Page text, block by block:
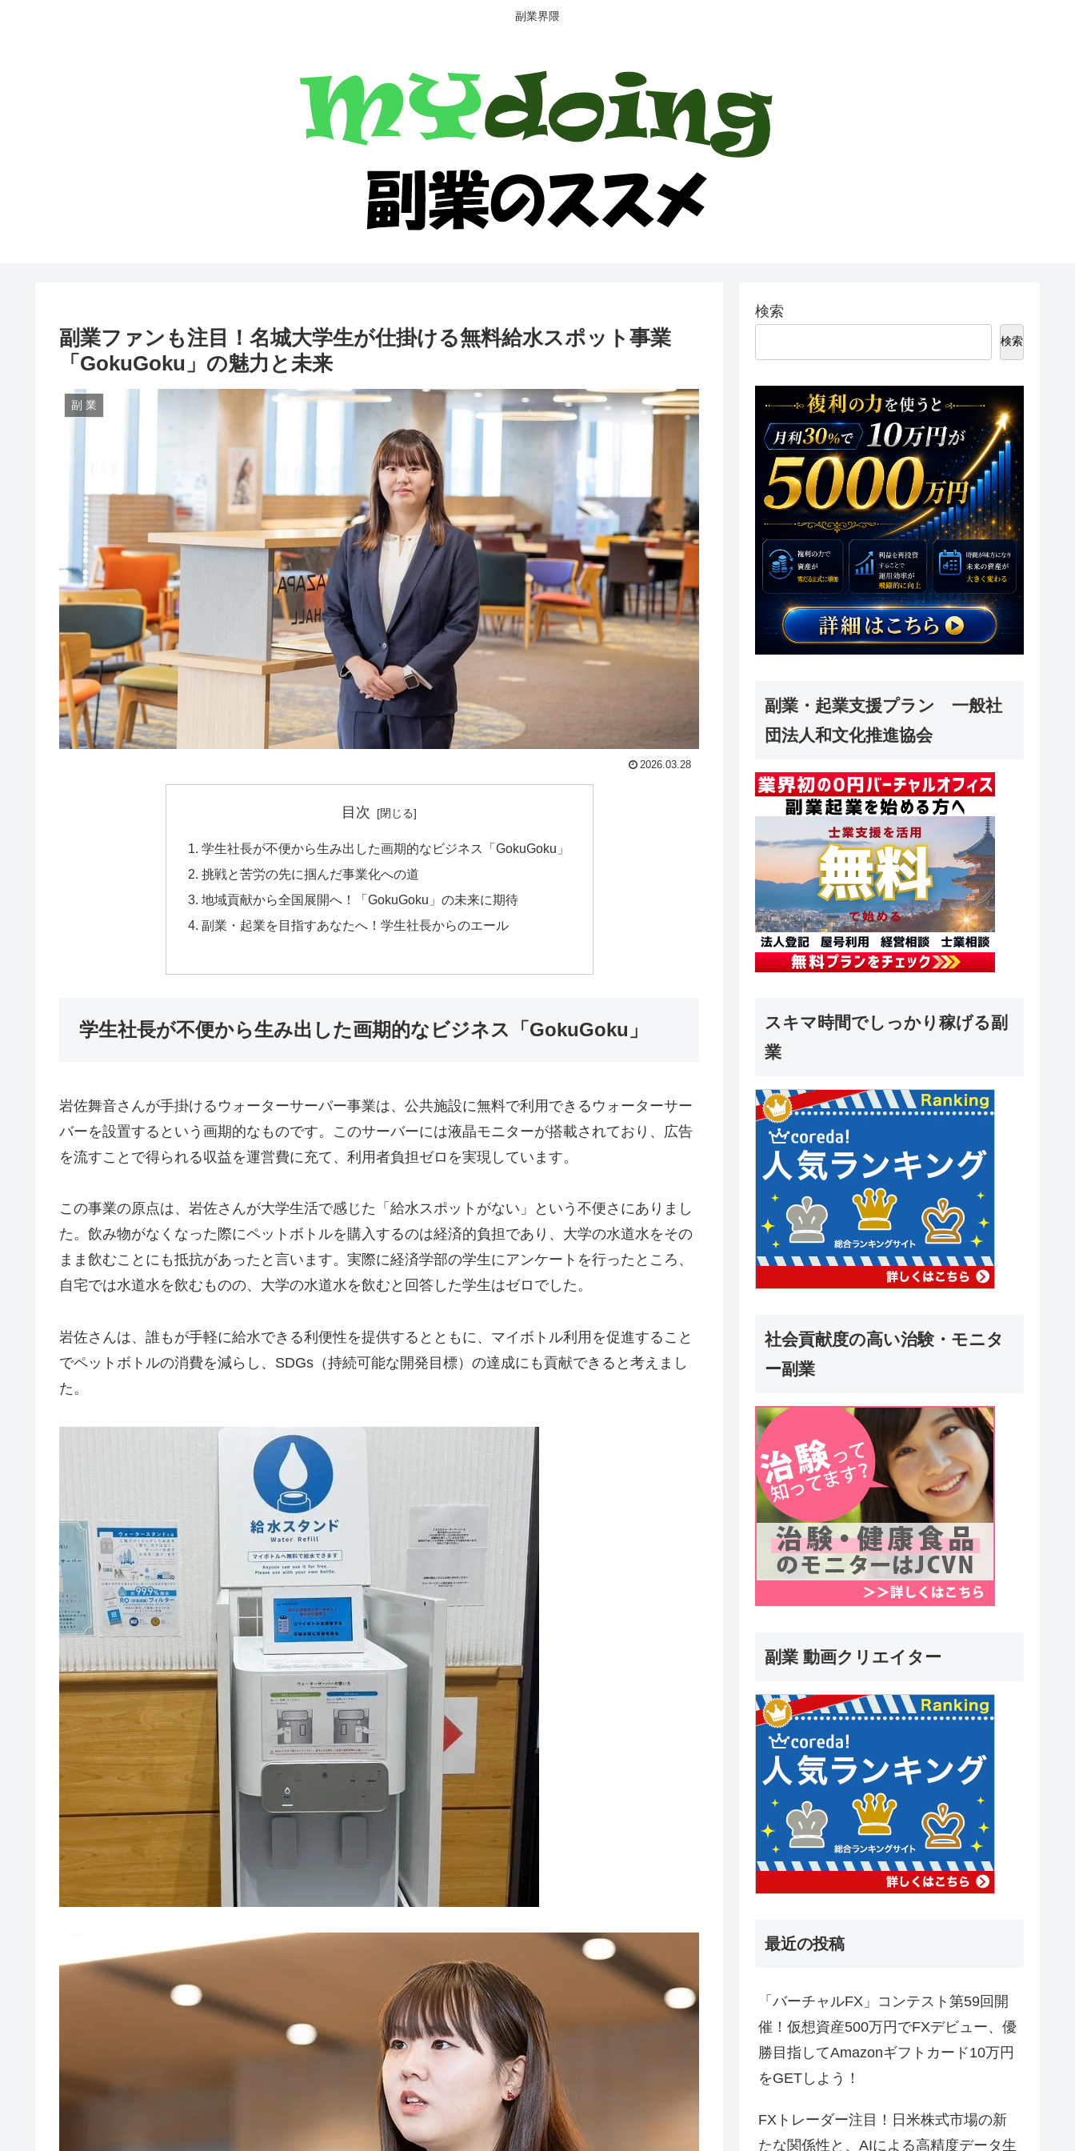
副業界隈
副業ファンも注目！名城大学生が仕掛ける無料給水スポット事業
「GokuGoku」の魅力と未来
副 業
2026.03.28
目次
学生社長が不便から生み出した画期的なビジネス「GokuGoku」
挑戦と苦労の先に掴んだ事業化への道
地域貢献から全国展開へ！「GokuGoku」の未来に期待
副業・起業を目指すあなたへ！学生社長からのエール
学生社長が不便から生み出した画期的なビジネス「GokuGoku」
岩佐舞音さんが手掛けるウォーターサーバー事業は、公共施設に無料で利用できるウォーターサー
バーを設置するという画期的なものです。このサーバーには液晶モニターが搭載されており、広告
を流すことで得られる収益を運営費に充て、利用者負担ゼロを実現しています。
この事業の原点は、岩佐さんが大学生活で感じた「給水スポットがない」という不便さにありまし
た。飲み物がなくなった際にペットボトルを購入するのは経済的負担であり、大学の水道水をその
まま飲むことにも抵抗があったと言います。実際に経済学部の学生にアンケートを行ったところ、
自宅では水道水を飲むものの、大学の水道水を飲むと回答した学生はゼロでした。
岩佐さんは、誰もが手軽に給水できる利便性を提供するとともに、マイボトル利用を促進すること
でペットボトルの消費を減らし、SDGs（持続可能な開発目標）の達成にも貢献できると考えまし
た。
検索
検索
副業・起業支援プラン 一般社
団法人和文化推進協会
スキマ時間でしっかり稼げる副
業
社会貢献度の高い治験・モニタ
ー副業
副業 動画クリエイター
最近の投稿
「バーチャルFX」コンテスト第59回開
催！仮想資産500万円でFXデビュー、優
勝目指してAmazonギフトカード10万円
をGETしよう！
FXトレーダー注目！日米株式市場の新
たな関係性と、AIによる高精度データ生